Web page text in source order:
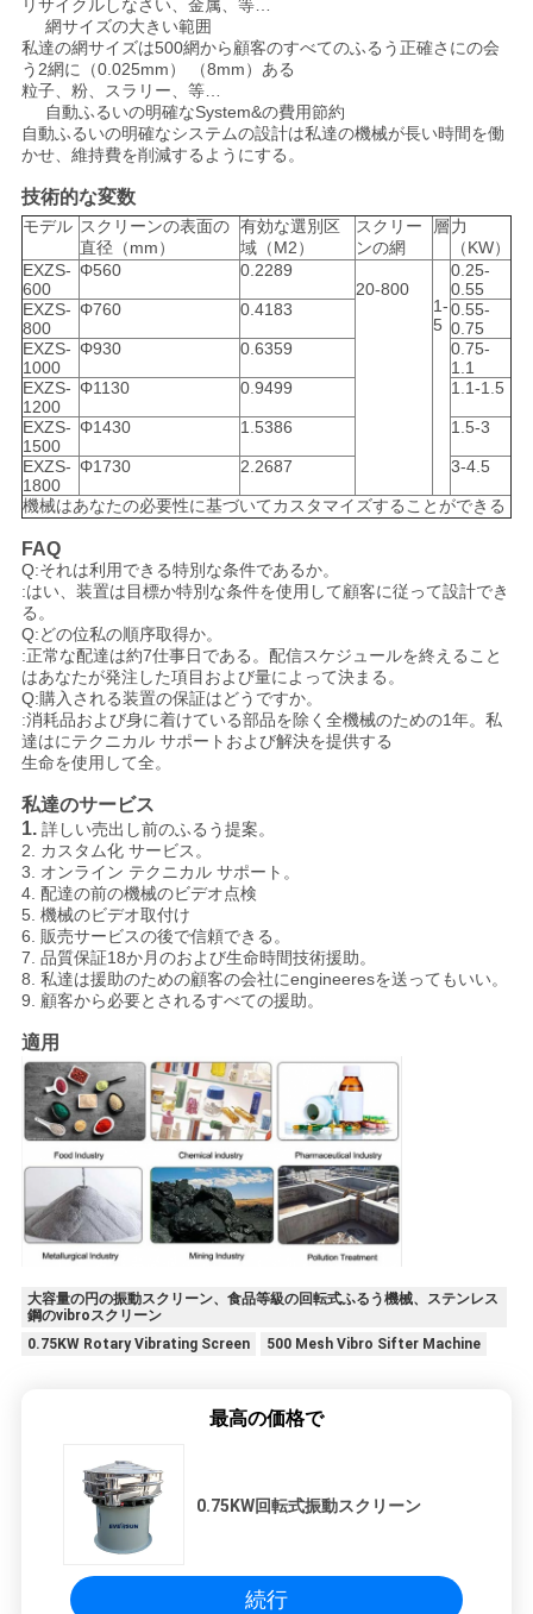
ー
規
約
リサイクルしなさい、金属、等…
網サイズの大きい範囲
私達の網サイズは500網から顧客のすべてのふるう正確さにの会
う2網に（0.025mm） （8mm）ある
粒子、粉、スラリー、等…
自動ふるいの明確なSystem&の費用節約
自動ふるいの明確なシステムの設計は私達の機械が長い時間を働
かせ、維持費を削減するようにする。
技術的な変数
モデル スクリーンの表面の
直径（mm）
有効な選別区
域（M2）
スクリー
ンの網
層力
（KW）
EXZS-
600
Φ560
0.2289
20-800
1-
5
0.25-
0.55
EXZS-
800
Φ760 0.4183
0.55-
0.75
EXZS-
1000
Φ930 0.6359
0.75-
1.1
EXZS-
1200
Φ1130 0.9499 1.1-1.5
EXZS-
1500
Φ1430 1.5386 1.5-3
EXZS-
1800
Φ1730 2.2687 3-4.5
機械はあなたの必要性に基づいてカスタマイズすることができる
FAQ
Q:それは利用できる特別な条件であるか。
:はい、装置は目標か特別な条件を使用して顧客に従って設計でき
る。
Q:どの位私の順序取得か。
:正常な配達は約7仕事日である。配信スケジュールを終えること
はあなたが発注した項目および量によって決まる。
Q:購入される装置の保証はどうですか。
:消耗品および身に着けている部品を除く全機械のための1年。私
達はにテクニカル サポートおよび解決を提供する
生命を使用して全。
私達のサービス
1. 詳しい売出し前のふるう提案。
2. カスタム化 サービス。
3. オンライン テクニカル サポート。
4. 配達の前の機械のビデオ点検
5. 機械のビデオ取付け
6. 販売サービスの後で信頼できる。
7. 品質保証18か月のおよび生命時間技術援助。
8. 私達は援助のための顧客の会社にengineeresを送ってもいい。
9. 顧客から必要とされるすべての援助。
適用
大容量の円の振動スクリーン、食品等級の回転式ふるう機械、ステンレス
鋼のvibroスクリーン
0.75KW Rotary Vibrating Screen
500 Mesh Vibro Sifter Machine
最高の価格で
0.75KW回転式振動スクリーン
続行